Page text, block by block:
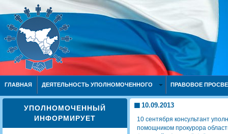
ГЛАВНАЯ ДЕЯТЕЛЬНОСТЬ УПОЛНОМОЧЕННОГО ПРАВОВОЕ
УПОЛНОМОЧЕННЫЙ
ИНФОРМИРУЕТ
10.09.2013
10 сентября консультант
помощником прокурора